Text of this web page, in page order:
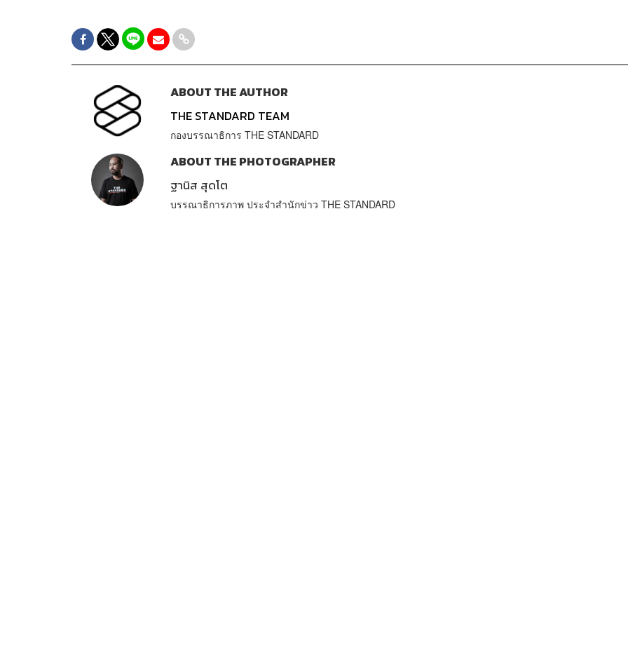
ABOUT THE AUTHOR
THE STANDARD TEAM
กองบรรณาธิการ THE STANDARD
ABOUT THE PHOTOGRAPHER
ฐานิส สุดโต
บรรณาธิการภาพ ประจำสำนักข่าว THE STANDARD